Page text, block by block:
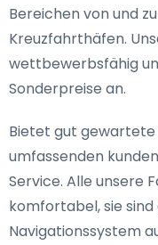
Bereichen von und
Kreuzfahrthäfen.
wettbewerbsfähig
Sonderpreise an.
Bietet gut
umfassenden
Service. Alle unsere
komfortabel, sie
Navigationssystem